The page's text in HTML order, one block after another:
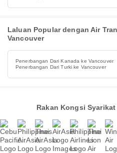
Laluan Popular dengan Air
Vancouver
Penerbangan Dari Kanada ke Vancouver
Penerbangan Dari Turki ke Vancouver
Rakan Kongsi